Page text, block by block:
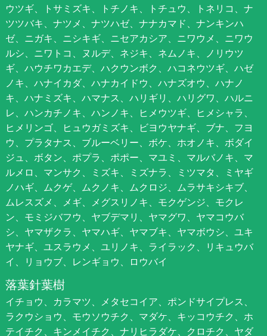
ウツギ、トサミズキ、トチノキ、トチュウ、トネリコ、ナ
ツツバキ、ナツメ、ナツハゼ、ナナカマド、ナンキンハ
ゼ、ニガキ、ニシキギ、ニセアカシア、ニワウメ、ニワウ
ルシ、ニワトコ、ヌルデ、ネジキ、ネムノキ、ノリウツ
ギ、ハウチワカエデ、ハクウンボク、ハコネウツギ、ハゼ
ノキ、ハナイカダ、ハナカイドウ、ハナズオウ、ハナノ
キ、ハナミズキ、ハマナス、ハリギリ、ハリグワ、ハルニ
レ、ハンカチノキ、ハンノキ、ヒメウツギ、ヒメシャラ、
ヒメリンゴ、ヒュウガミズキ、ビヨウヤナギ、ブナ、フヨ
ウ、プラタナス、ブルーベリー、ボケ、ホオノキ、ボダイ
ジュ、ボタン、ポプラ、ポポー、マユミ、マルバノキ、マ
ルメロ、マンサク、ミズキ、ミズナラ、ミツマタ、ミヤギ
ノハギ、ムクゲ、ムクノキ、ムクロジ、ムラサキシキブ、
ムレスズメ、メギ、メグスリノキ、モクゲンジ、モクレ
ン、モミジバフウ、ヤブデマリ、ヤマグワ、ヤマコウバ
シ、ヤマザクラ、ヤマハギ、ヤマブキ、ヤマボウシ、ユキ
ヤナギ、ユスラウメ、ユリノキ、ライラック、リキュウバ
イ、リョウブ、レンギョウ、ロウバイ
落葉針葉樹
イチョウ、カラマツ、メタセコイア、ポンドサイプレス、
ラクウショウ、モウソウチク、マダケ、キッコウチク、ホ
テイチク、キンメイチク、ナリヒラダケ、クロチク、ヤダ